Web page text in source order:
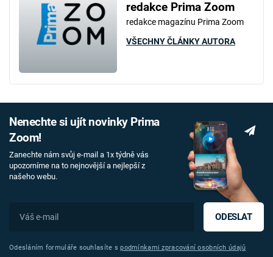
redakce Prima Zoom
redakce magazínu Prima Zoom
VŠECHNY ČLÁNKY AUTORA
Nenechte si ujít novinky Prima
Zoom!
Zanechte nám svůj e-mail a 1x týdně vás
upozorníme na to nejnovější a nejlepší z
našeho webu.
ODESLAT
Odesláním formuláře souhlasíte spodmínkami zpracování osobních údajů